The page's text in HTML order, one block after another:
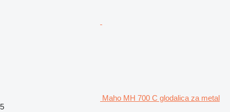
Maho MH 700 C glodalica za metal
5